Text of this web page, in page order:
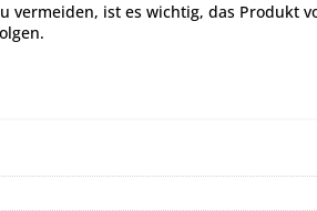
vermeiden, ist es wichtig, das